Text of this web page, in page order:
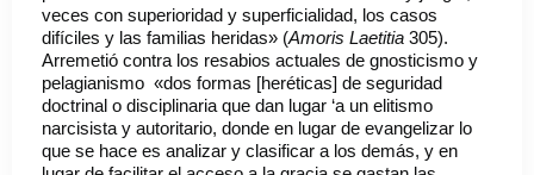
veces con superioridad y superficialidad, los casos
difíciles y las familias heridas» (Amoris Laetitia 305).
Arremetió contra los resabios actuales de gnosticismo y
pelagianismo «dos formas [heréticas] de seguridad
doctrinal o disciplinaria que dan lugar ‘a un elitismo
narcisista y autoritario, donde en lugar de evangelizar lo
que se hace es analizar y clasificar a los demás, y en